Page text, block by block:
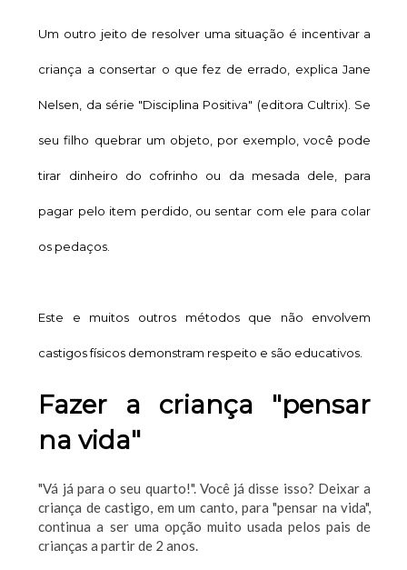
Um outro jeito de resolver uma situação é incentivar a
criança a consertar o que fez de errado, explica Jane
Nelsen, da série "Disciplina Positiva" (editora Cultrix). Se
seu filho quebrar um objeto, por exemplo, você pode
tirar dinheiro do cofrinho ou da mesada dele, para
pagar pelo item perdido, ou sentar com ele para colar
os pedaços.
Este e muitos outros métodos que não envolvem
castigos físicos demonstram respeito e são educativos.
Fazer a criança "pensar
na vida"
"Vá já para o seu quarto!". Você já disse isso? Deixar a
criança de castigo, em um canto, para "pensar na vida",
continua a ser uma opção muito usada pelos pais de
crianças a partir de 2 anos.